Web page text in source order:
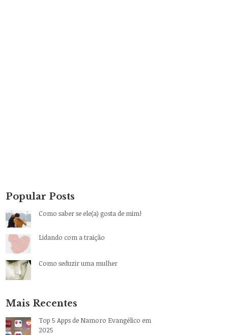
Popular Posts
Como saber se ele(a) gosta de mim!
Lidando com a traição
Como seduzir uma mulher
Mais Recentes
Top 5 Apps de Namoro Evangélico em
2025